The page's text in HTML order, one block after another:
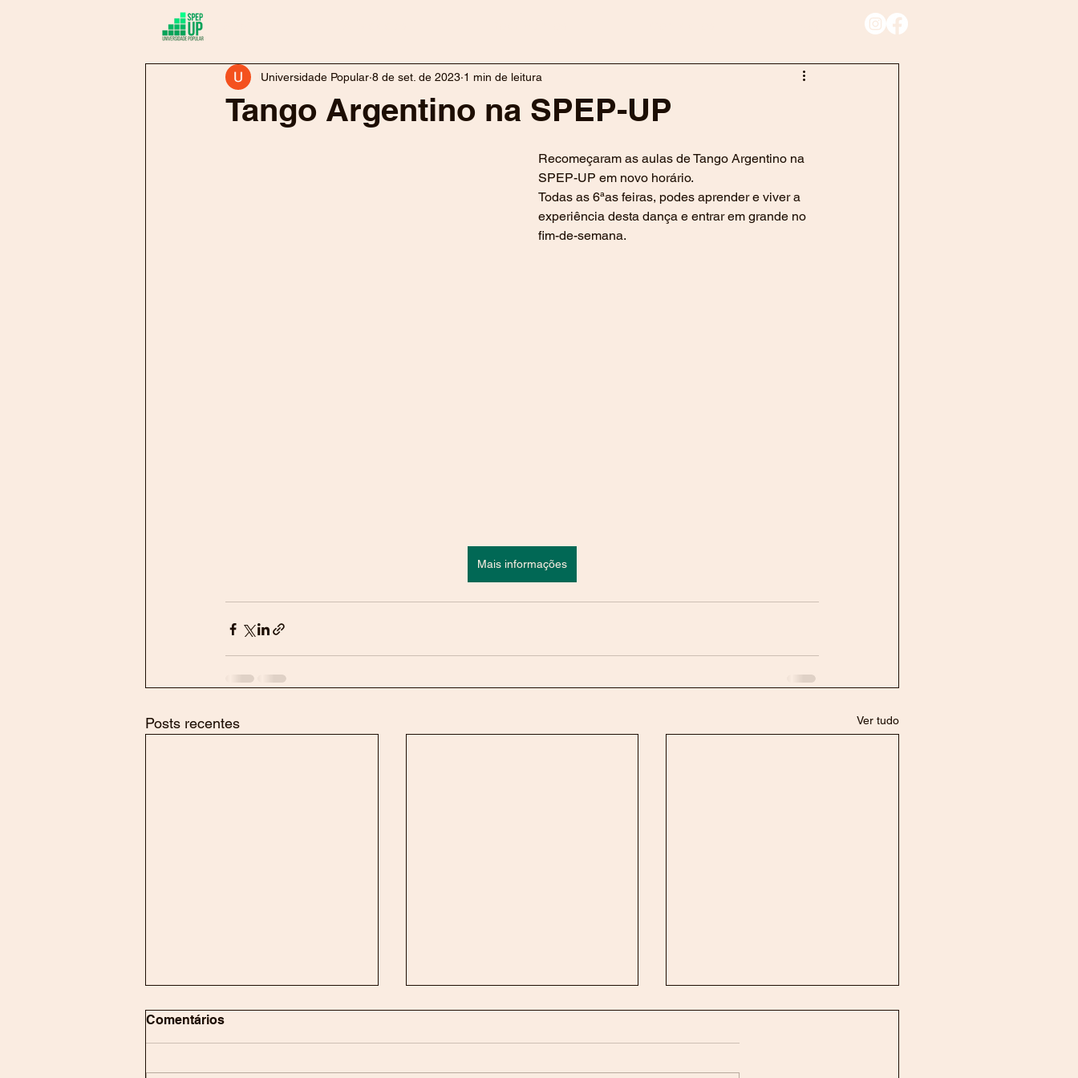
Tango Argentino na SPEP-UP
Universidade Popular 8 de set. de 2023 1 min de leitura
Recomeçaram as aulas de Tango Argentino na
SPEP-UP em novo horário.
Todas as 6ªas feiras, podes aprender e viver a
experiência desta dança e entrar em grande no
fim-de-semana.
Mais informações
Posts recentes Ver tudo
Comentários